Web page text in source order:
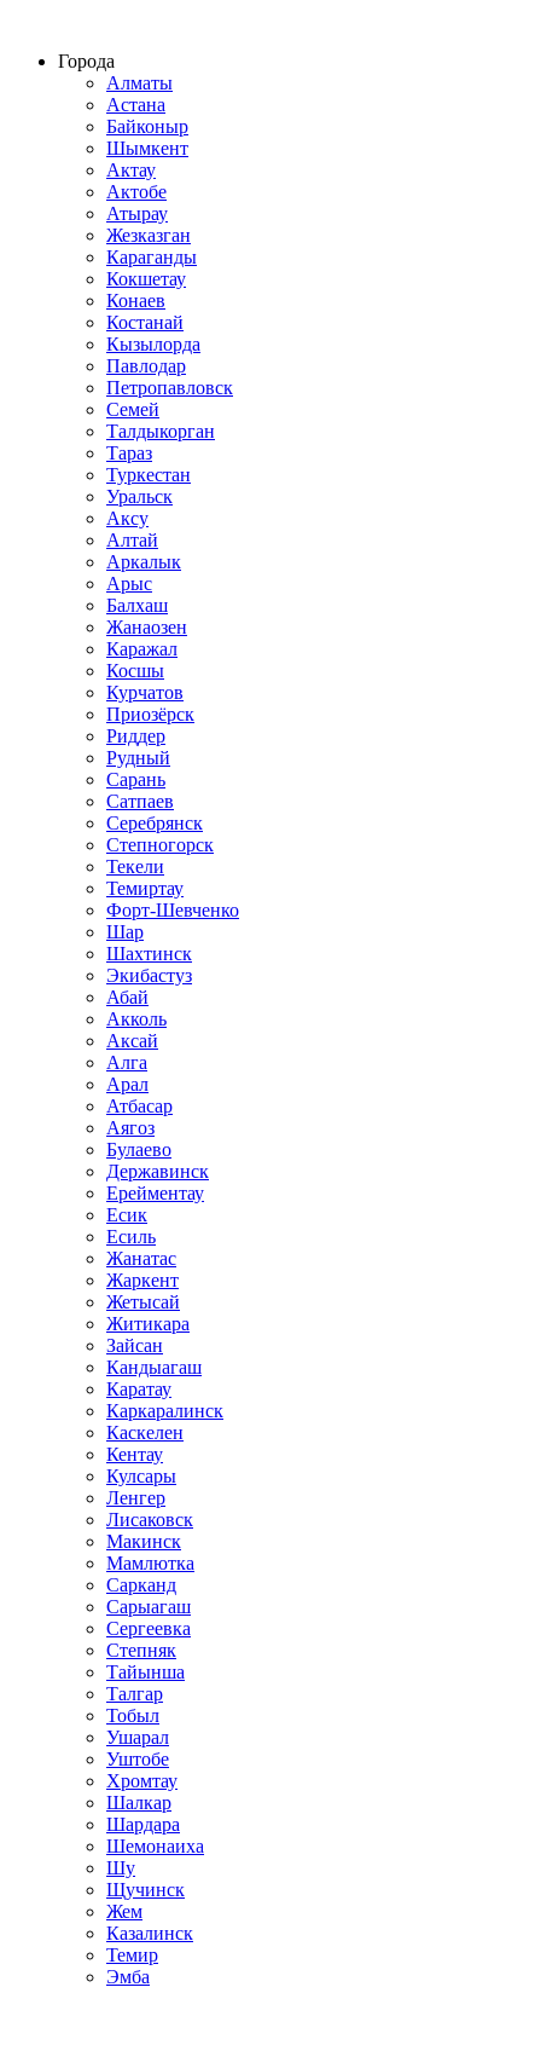
Города
Алматы
Астана
Байконыр
Шымкент
Актау
Актобе
Атырау
Жезказган
Караганды
Кокшетау
Конаев
Костанай
Кызылорда
Павлодар
Петропавловск
Семей
Талдыкорган
Тараз
Туркестан
Уральск
Аксу
Алтай
Аркалык
Арыс
Балхаш
Жанаозен
Каражал
Косшы
Курчатов
Приозёрск
Риддер
Рудный
Сарань
Сатпаев
Серебрянск
Степногорск
Текели
Темиртау
Форт-Шевченко
Шар
Шахтинск
Экибастуз
Абай
Акколь
Аксай
Алга
Арал
Атбасар
Аягоз
Булаево
Державинск
Ерейментау
Есик
Есиль
Жанатас
Жаркент
Жетысай
Житикара
Зайсан
Кандыагаш
Каратау
Каркаралинск
Каскелен
Кентау
Кулсары
Ленгер
Лисаковск
Макинск
Мамлютка
Сарканд
Сарыагаш
Сергеевка
Степняк
Тайынша
Талгар
Тобыл
Ушарал
Уштобе
Хромтау
Шалкар
Шардара
Шемонаиха
Шу
Щучинск
Жем
Казалинск
Темир
Эмба